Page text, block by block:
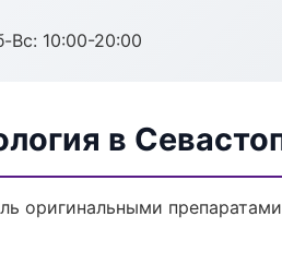
Вс: 10:00-20:00
в
оригинальными